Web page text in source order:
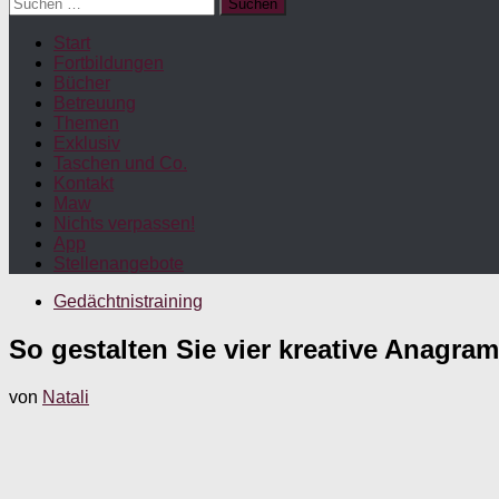
nach:
Start
Fortbildungen
Bücher
Betreuung
Themen
Exklusiv
Taschen und Co.
Kontakt
Maw
Nichts verpassen!
App
Stellenangebote
Gedächtnistraining
So gestalten Sie vier kreative
von Natali